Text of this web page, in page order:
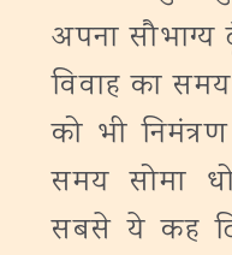
अपना
विवाह का
को भी
समय सोमा
सबसे ये कह